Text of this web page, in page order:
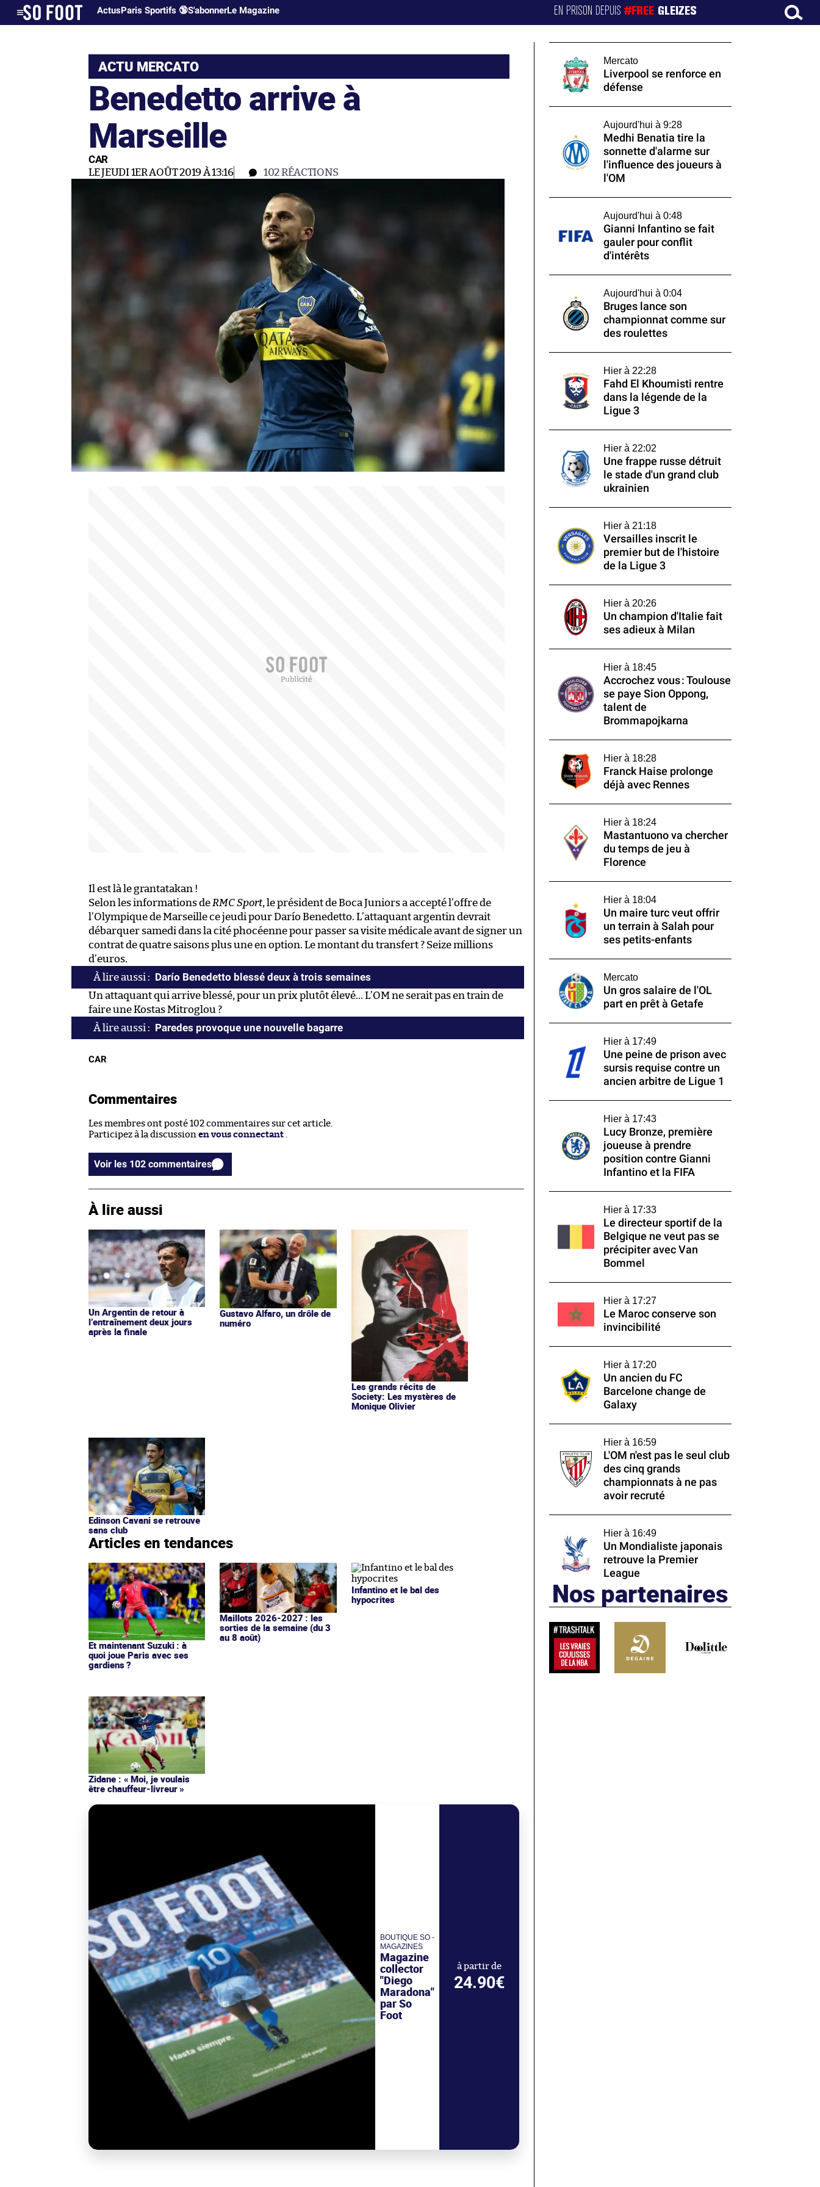
ActusParis Sportifs 🔞S'abonnerLe Magazine EN PRISON DEPUIS#FREE GLEIZES
ACTU MERCATO
Benedetto arrive à
Marseille
CAR
LE JEUDI 1ER AOÛT 2019 À 13:16 102RÉACTIONS
Il est là le grantatakan !
Selon les informations de RMC Sport, le président de Boca Juniors a accepté l’offre de
l’Olympique de Marseille ce jeudi pour Darío Benedetto. L’attaquant argentin devrait
débarquer samedi dans la cité phocéenne pour passer sa visite médicale avant de signer un
contrat de quatre saisons plus une en option. Le montant du transfert ? Seize millions
d’euros.
Darío Benedetto blessé deux à trois semaines
Un attaquant qui arrive blessé, pour un prix plutôt élevé… L’OM ne serait pas en train de
faire une Kostas Mitroglou ?
Paredes provoque une nouvelle bagarre
CAR
Commentaires
Les membres ont posté 102 commentaires sur cet article.
Participez à la discussion en vous connectant .
Voir les 102 commentaires
À lire aussi
Un Argentin de retour à
l’entraînement deux jours
après la finale
Gustavo Alfaro, un drôle de
numéro
Les grands récits de
Society: Les mystères de
Monique Olivier
Edinson Cavani se retrouve
sans club
Articles en tendances
Et maintenant Suzuki : à
quoi joue Paris avec ses
gardiens ?
Maillots 2026-2027 : les
sorties de la semaine (du 3
au 8 août)
Infantino et le bal des
hypocrites
Zidane : « Moi, je voulais
être chauffeur-livreur »
BOUTIQUE SO -
MAGAZINES
Magazine
collector
"Diego
Maradona"
par So
Foot
à partir de
24.90€
Mercato
Liverpool se renforce en
défense
Aujourd'hui à 9:28
Medhi Benatia tire la
sonnette d'alarme sur
l'influence des joueurs à
l'OM
Aujourd'hui à 0:48
Gianni Infantino se fait
gauler pour conflit
d'intérêts
Aujourd'hui à 0:04
Bruges lance son
championnat comme sur
des roulettes
Hier à 22:28
Fahd El Khoumisti rentre
dans la légende de la
Ligue 3
Hier à 22:02
Une frappe russe détruit
le stade d'un grand club
ukrainien
Hier à 21:18
Versailles inscrit le
premier but de l'histoire
de la Ligue 3
Hier à 20:26
Un champion d'Italie fait
ses adieux à Milan
Hier à 18:45
Accrochez vous : Toulouse
se paye Sion Oppong,
talent de
Brommapojkarna
Hier à 18:28
Franck Haise prolonge
déjà avec Rennes
Hier à 18:24
Mastantuono va chercher
du temps de jeu à
Florence
Hier à 18:04
Un maire turc veut offrir
un terrain à Salah pour
ses petits-enfants
Mercato
Un gros salaire de l'OL
part en prêt à Getafe
Hier à 17:49
Une peine de prison avec
sursis requise contre un
ancien arbitre de Ligue 1
Hier à 17:43
Lucy Bronze, première
joueuse à prendre
position contre Gianni
Infantino et la FIFA
Hier à 17:33
Le directeur sportif de la
Belgique ne veut pas se
précipiter avec Van
Bommel
Hier à 17:27
Le Maroc conserve son
invincibilité
Hier à 17:20
Un ancien du FC
Barcelone change de
Galaxy
Hier à 16:59
L'OM n'est pas le seul club
des cinq grands
championnats à ne pas
avoir recruté
Hier à 16:49
Un Mondialiste japonais
retrouve la Premier
League
Nos partenaires